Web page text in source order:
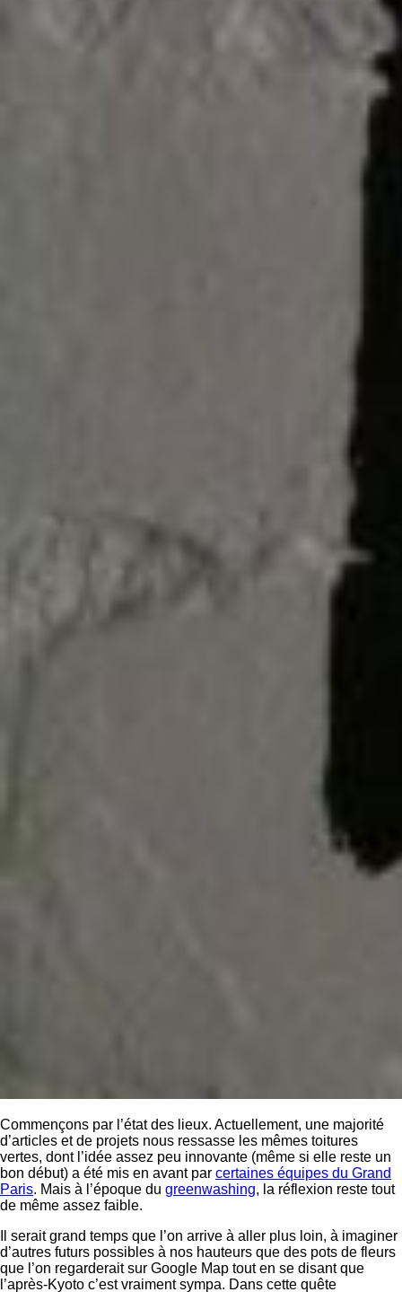
Commençons par l’état des lieux. Actuellement, une majorité
d’articles et de projets nous ressasse les mêmes toitures
vertes, dont l’idée assez peu innovante (même si elle reste un
bon début) a été mis en avant par certaines équipes du Grand
Paris. Mais à l’époque du greenwashing, la réflexion reste tout
de même assez faible.
Il serait grand temps que l’on arrive à aller plus loin, à imaginer
d’autres futurs possibles à nos hauteurs que des pots de fleurs
que l’on regarderait sur Google Map tout en se disant que
l’après-Kyoto c’est vraiment sympa. Dans cette quête